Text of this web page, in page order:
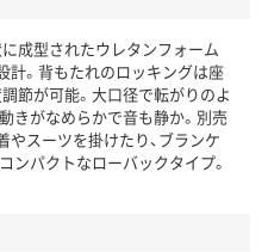
成型されたウレタンフォーム
計。背もたれのロッキングは座
節が可能。大口径で転がりのよ
きがなめらかで音も静か。別売
やスーツを掛けたり、ブランケ
ンパクトなローバックタイプ。